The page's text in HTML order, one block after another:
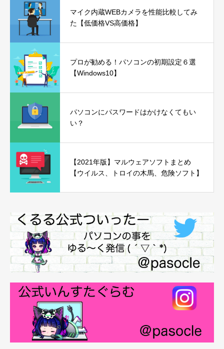
マイク内蔵WEBカメラを性能比較してみ
た【低価格VS高価格】
プロが勧める！パソコンの初期設定６選
【Windows10】
パソコンにパスワードはかけなくてもい
い？
【2021年版】マルウェアソフトまとめ
【ウイルス、トロイの木馬、危険ソフト】